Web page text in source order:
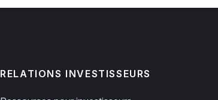
RELATIONS INVESTISSEURS